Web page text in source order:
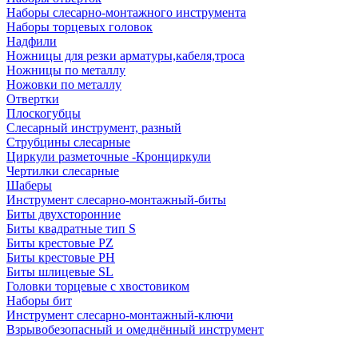
Наборы слесарно-монтажного инструмента
Наборы торцевых головок
Надфили
Ножницы для резки арматуры,кабеля,троса
Ножницы по металлу
Ножовки по металлу
Отвертки
Плоскогубцы
Слесарный инструмент, разный
Струбцины слесарные
Циркули разметочные -Кронциркули
Чертилки слесарные
Шаберы
Инструмент слесарно-монтажный-биты
Биты двухсторонние
Биты квадратные тип S
Биты крестовые РZ
Биты крестовые РН
Биты шлицевые SL
Головки торцевые с хвостовиком
Наборы бит
Инструмент слесарно-монтажный-ключи
Взрывобезопасный и омеднённый инструмент